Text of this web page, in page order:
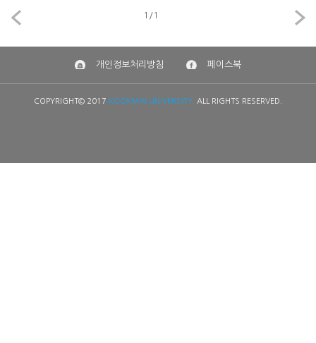
1 /1
개인정보처리방침 페이스북
COPYRIGHT© 2017 KOOKMIN UNIVERSITY. ALL RIGHTS RESERVED.